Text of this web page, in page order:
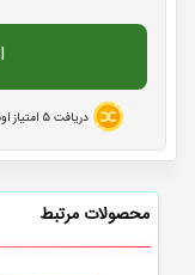
دریافت5 امتیاز
محصولات مرتبط